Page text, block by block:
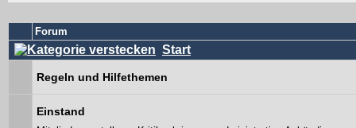
Forum
Start
Regeln und Hilfethemen
Einstand